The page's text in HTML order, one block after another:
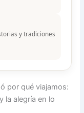
y tradiciones
por qué viajamos:
la alegría en lo